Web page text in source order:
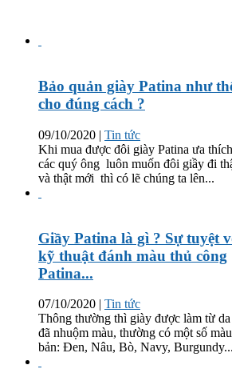
Bảo quản giày Patina như
cho đúng cách ?
09/10/2020 | Tin tức
Khi mua được đôi giày Patina ưa
các quý ông luôn muốn đôi giầy đi
và thật mới thì có lẽ chúng ta lên...
Giầy Patina là gì ? Sự tuyệt
kỹ thuật đánh màu thủ công
Patina...
07/10/2020 | Tin tức
Thông thường thì giày được làm từ
đã nhuộm màu, thường có một số
bản: Đen, Nâu, Bò, Navy, Burgundy...